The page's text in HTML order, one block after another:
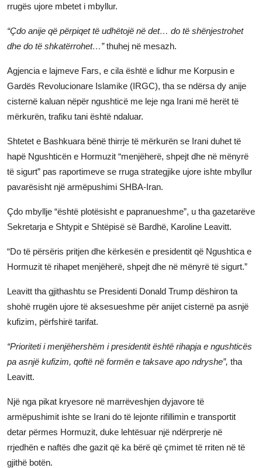
rrugës ujore mbetet i mbyllur.
“Çdo anije që përpiqet të udhëtojë në det… do të shënjestrohet
dhe do të shkatërrohet…”thuhej në mesazh.
Agjencia e lajmeve Fars, e cila është e lidhur me Korpusin e
Gardës Revolucionare Islamike (IRGC), tha se ndërsa dy anije
cisternë kaluan nëpër ngushticë me leje nga Irani më herët të
mërkurën, trafiku tani është ndaluar.
Shtetet e Bashkuara bënë thirrje të mërkurën se Irani duhet të
hapë Ngushticën e Hormuzit “menjëherë, shpejt dhe në mënyrë
të sigurt” pas raportimeve se rruga strategjike ujore ishte mbyllur
pavarësisht një armëpushimi SHBA-Iran.
Çdo mbyllje “është plotësisht e papranueshme”, u tha gazetarëve
Sekretarja e Shtypit e Shtëpisë së Bardhë, Karoline Leavitt.
“Do të përsëris pritjen dhe kërkesën e presidentit që Ngushtica e
Hormuzit të rihapet menjëherë, shpejt dhe në mënyrë të sigurt.”
Leavitt tha gjithashtu se Presidenti Donald Trump dëshiron ta
shohë rrugën ujore të aksesueshme për anijet cisternë pa asnjë
kufizim, përfshirë tarifat.
“Prioriteti i menjëhershëm i presidentit është rihapja e ngushticës
pa asnjë kufizim, qoftë në formën e taksave apo ndryshe”, tha
Leavitt.
Një nga pikat kryesore në marrëveshjen dyjavore të
armëpushimit ishte se Irani do të lejonte rifillimin e transportit
detar përmes Hormuzit, duke lehtësuar një ndërprerje në
rrjedhën e naftës dhe gazit që ka bërë që çmimet të rriten në të
gjithë botën.